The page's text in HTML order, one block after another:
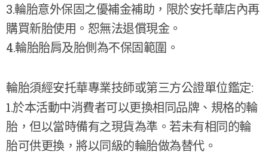
3.輪胎意外保固之優補金補助，限於安托華店內再
購買新胎使用。恕無法退償現金。
4.輪胎胎肩及胎側為不保固範圍。
輪胎須經安托華專業技師或第三方公證單位鑑定:
1.於本活動中消費者可以更換相同品牌、規格的輪
胎，但以當時備有之現貨為準。若未有相同的輪
胎可供更換，將以同級的輪胎做為替代。